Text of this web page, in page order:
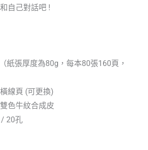
自己對話吧 !
紙張厚度為80g，每本80張160頁，
線頁 (可更換)
色牛紋合成皮
/ 20孔